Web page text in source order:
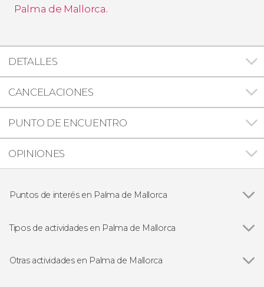
Palma de Mallorca.
DETALLES
CANCELACIONES
PUNTO DE ENCUENTRO
OPINIONES
Puntos de interés en Palma de Mallorca
Tipos de actividades en Palma de Mallorca
Free tours en Palma de Mallorca
Otras actividades en Palma de Mallorca